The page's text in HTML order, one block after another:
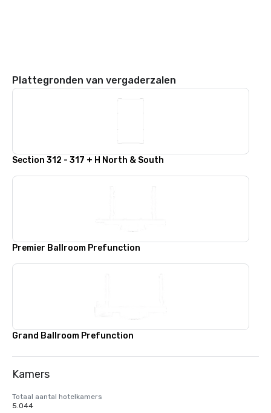
Plattegronden van vergaderzalen
Section 312 - 317 + H North & South
Premier Ballroom Prefunction
Grand Ballroom Prefunction
Kamers
Totaal aantal hotelkamers
5.044